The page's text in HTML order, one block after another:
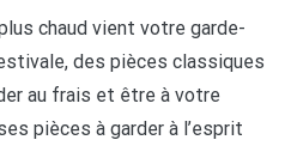
chaud vient votre garde-
des pièces classiques
au frais et être à votre
pièces à garder à l’esprit